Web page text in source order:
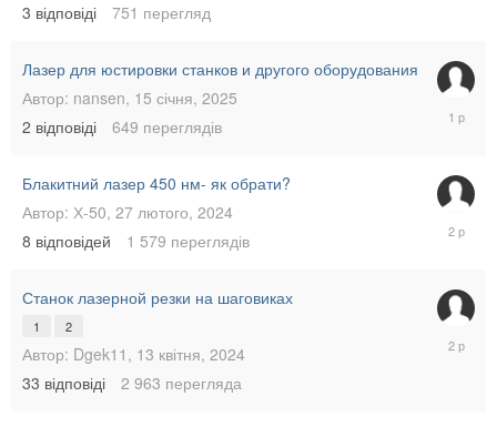
3 відповіді 751 перегляд
Лазер для юстировки станков и другого оборудования
Автор: nansen, 15 січня, 2025
2 відповіді 649 переглядів
16
Блакитний лазер 450 нм- як обрати?
Автор: Х-50, 27 лютого, 2024
8 відповідей 1 579 переглядів
17
Станок лазерной резки на шаговиках
1 2
Автор: Dgek11 , 13 квітня, 2024
33 відповіді 2 963 перегляда
15